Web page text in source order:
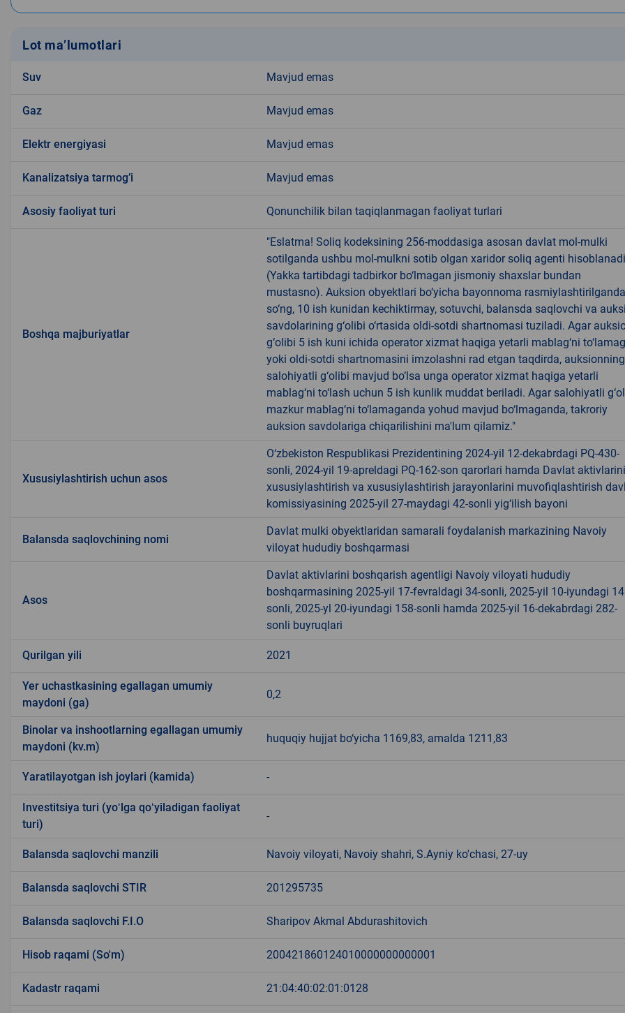
Lot ma’lumotlari
Suv Mavjud emas
Gaz Mavjud emas
Elektr energiyasi Mavjud emas
Kanalizatsiya tarmogʼi Mavjud emas
Аsosiy faoliyat turi Qonunchilik bilan taqiqlanmagan faoliyat turlari
Boshqa majburiyatlar
"Eslatma! Soliq kodeksining 256-moddasiga asosan davlat mol-mulki
sotilganda ushbu mol-mulkni sotib olgan xaridor soliq agenti hisoblanadi
(Yakka tartibdagi tadbirkor bo‘lmagan jismoniy shaxslar bundan
mustasno). Auksion obyektlari bo‘yicha bayonnoma
so‘ng, 10 ish kunidan kechiktirmay, sotuvchi, balansda saqlovchi va
savdolarining g‘olibi o‘rtasida oldi-sotdi shartnomasi tuziladi. Agar
g‘olibi 5 ish kuni ichida operator xizmat haqiga yetarli mablag‘ni
yoki oldi-sotdi shartnomasini imzolashni rad etgan taqdirda, auksionning
salohiyatli g‘olibi mavjud bo‘lsa unga operator xizmat haqiga yetarli
mablag‘ni to‘lash uchun 5 ish kunlik muddat beriladi. Agar salohiyatli
mazkur mablag‘ni to‘lamaganda yohud mavjud bo‘lmaganda, takroriy
auksion savdolariga chiqarilishini ma'lum qilamiz."
Xususiylashtirish uchun asos
O‘zbekiston Respublikasi Prezidentining 2024-yil 12-dekabrdagi PQ-430-
sonli, 2024-yil 19-apreldagi PQ-162-son qarorlari hamda Davlat aktivlarini
xususiylashtirish va xususiylashtirish jarayonlarini muvofiqlashtirish
komissiyasining 2025-yil 27-maydagi 42-sonli yig‘ilish bayoni
Balansda saqlovchining nomi
Davlat mulki obyektlaridan samarali foydalanish markazining Navoiy
viloyat hududiy boshqarmasi
Asos
Davlat aktivlarini boshqarish agentligi Navoiy viloyati hududiy
boshqarmasining 2025-yil 17-fevraldagi 34-sonli, 2025-yil 10-iyundagi
sonli, 2025-yl 20-iyundagi 158-sonli hamda 2025-yil 16-dekabrdagi 282-
sonli buyruqlari
Qurilgan yili 2021
Yer uchastkasining egallagan umumiy
maydoni (ga)
0,2
Binolar va inshootlarning egallagan umumiy
maydoni (kv.m)
huquqiy hujjat bo‘yicha 1169,83, amalda 1211,83
Yaratilayotgan ish joylari (kamida) -
Investitsiya turi (yoʻlga qoʻyiladigan faoliyat
turi)
-
Balansda saqlovchi manzili Navoiy viloyati, Navoiy shahri, S.Ayniy ko'chasi, 27-uy
Balansda saqlovchi STIR 201295735
Balansda saqlovchi F.I.O Sharipov Akmal Abdurashitovich
Hisob raqami (So'm) 200421860124010000000000001
Kadastr raqami 21:04:40:02:01:0128